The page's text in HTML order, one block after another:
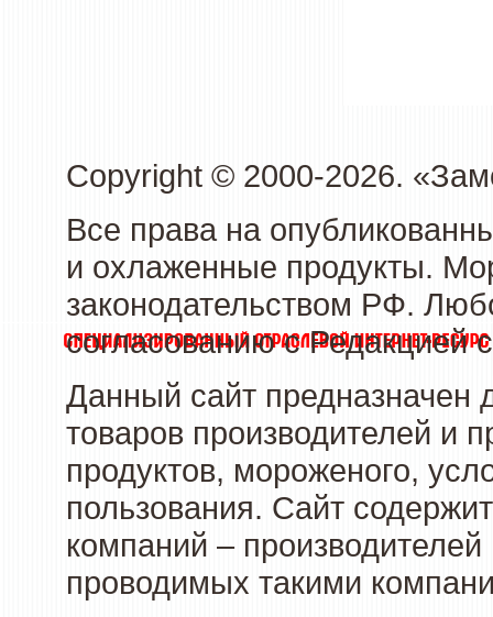
Copyright © 2000-2026.
Все права на
и охлаженные продукты.
законодательством РФ.
согласованию с Редакцией
Данный сайт предназначен
товаров производителей и
продуктов, мороженого,
пользования. Сайт
компаний –
проводимых такими